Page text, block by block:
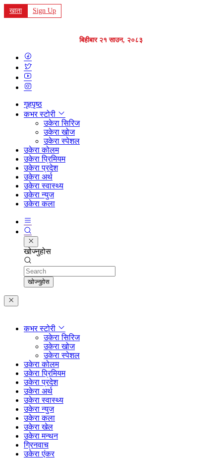
खाता Sign Up
बिहीबार २१ साउन, २०८३
गृहपृष्ठ
कभर स्टोरी
उकेरा सिरिज
उकेरा खोज
उकेरा स्पेशल
उकेरा कोलम
उकेरा प्रिमियम
उकेरा प्रदेश
उकेरा अर्थ
उकेरा स्वास्थ्य
उकेरा न्युज
उकेरा कला
खोज्नुहोस
Search
खोज्नुहोस
कभर स्टोरी
उकेरा सिरिज
उकेरा खोज
उकेरा स्पेशल
उकेरा कोलम
उकेरा प्रिमियम
उकेरा प्रदेश
उकेरा अर्थ
उकेरा स्वास्थ्य
उकेरा न्युज
उकेरा कला
उकेरा खेल
उकेरा मन्थन
ग्रिनवाच
उकेरा एंकर